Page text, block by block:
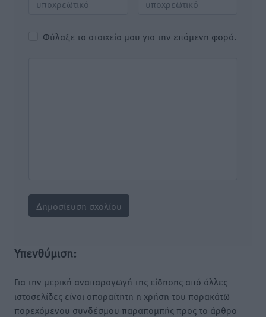
Φύλαξε τα στοιχεία μου για την επόμενη φορά.
Υπενθύμιση:
Για την μερική αναπαραγωγή της είδησης από άλλες
ιστοσελίδες είναι απαραίτητη η χρήση του παρακάτω
παρεχόμενου συνδέσμου παραπομπής προς το άρθρο